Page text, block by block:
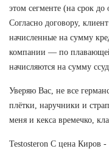
этом сегменте (на срок
Согласно договору,
начисленные на сумму
компании — по
начисляются на сумму
Уверяю Вас, не все
плётки, наручники и
меня и кекса времечко,
Testosteron C цена Киров